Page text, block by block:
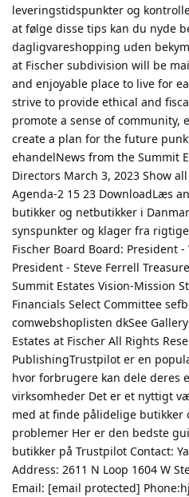
leveringstidspunkter og
at følge disse tips kan du nyde
dagligvareshopping uden
at Fischer subdivision will be
and enjoyable place to live for
strive to provide ethical and
promote a sense of community,
create a plan for the future
ehandelNews from the Summit
Directors March 3, 2023 Show
Agenda-2 15 23 DownloadLæs
butikker og netbutikker i
synspunkter og klager fra
Fischer Board Board: President
President - Steve Ferrell
Summit Estates Vision-Mission
Financials Select Committee
comwebshoplisten dkSee
Estates at Fischer All Rights
PublishingTrustpilot er en
hvor forbrugere kan dele deres
virksomheder Det er et nyttigt
med at finde pålidelige butikker
problemer Her er den bedste
butikker på Trustpilot Contact:
Address: 2611 N Loop 1604 W
Email: [email protected]